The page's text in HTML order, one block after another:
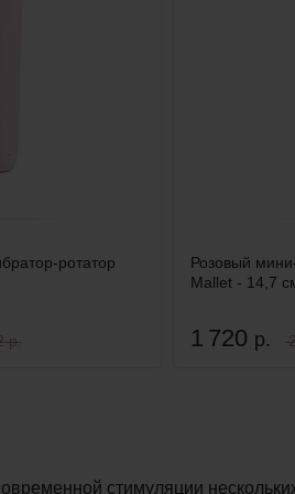
ротатор
р.
Розовый
Mallet - 14,7
1 720 р.
стимуляции